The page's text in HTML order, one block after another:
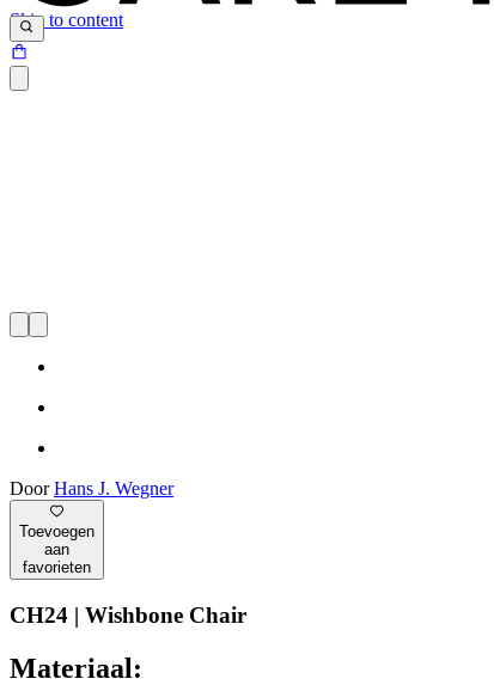
Skip to content
DoorHans J. Wegner
Toevoegen
aan
favorieten
CH24 | Wishbone Chair
Materiaal: